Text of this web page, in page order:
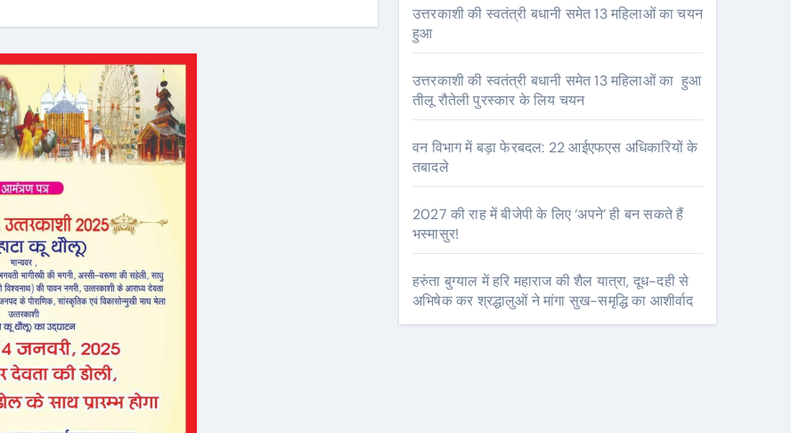
उत्तरकाशी की स्वतंत्री बधानी समेत 13 महिलाओं का चयन
हुआ
उत्तरकाशी की स्वतंत्री बधानी समेत 13 महिलाओं का हुआ
तीलू रौतेली पुरस्कार के लिय चयन
वन विभाग में बड़ा फेरबदल: 22 आईएफएस अधिकारियों के
तबादले
2027 की राह में बीजेपी के लिए ‘अपने’ ही बन सकते हैं
भस्मासुर!
हरुंता बुग्याल में हरि महाराज की शैल यात्रा, दूध-दही से
अभिषेक कर श्रद्धालुओं ने मांगा सुख-समृद्धि का आशीर्वाद